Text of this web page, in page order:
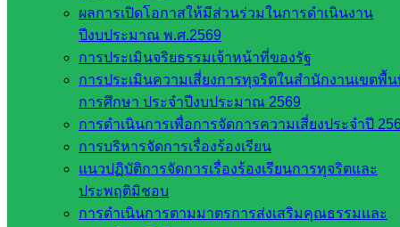
ผลการเปิดโอกาสให้มีส่วนร่วมในการดำเนินงาน
ปีงบประมาณ พ.ศ.2569
การประเมินจริยธรรมเจ้าหน้าที่ของรัฐ
การประเมินความเสี่ยงการทุจริตในสำนักงานเขตพื้
การศึกษา ประจำปีงบประมาณ 2569
การดำเนินการเพื่อการจัดการความเสี่ยงประจำปี
การบริหารจัดการเรื่องร้องเรียน
แนวปฏิบัติการจัดการเรื่องร้องเรียนการทุจริตและ
ประพฤติมิชอบ
การดำเนินการตามมาตรการส่งเสริมคุณธรรมและ
สพม. ใน
สพฐ.
เว็บไซต์
สพป. ใน
สังกัด
สพฐ.
กรมบัญชี
สำนักงาน